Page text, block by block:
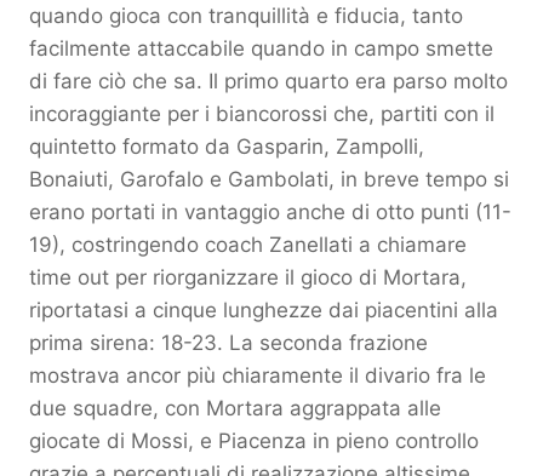
quando gioca con tranquillità e fiducia, tanto
facilmente attaccabile quando in campo smette
di fare ciò che sa. Il primo quarto era parso molto
incoraggiante per i biancorossi che, partiti con il
quintetto formato da Gasparin, Zampolli,
Bonaiuti, Garofalo e Gambolati, in breve tempo si
erano portati in vantaggio anche di otto punti (11-
19), costringendo coach Zanellati a chiamare
time out per riorganizzare il gioco di Mortara,
riportatasi a cinque lunghezze dai piacentini alla
prima sirena: 18-23. La seconda frazione
mostrava ancor più chiaramente il divario fra le
due squadre, con Mortara aggrappata alle
giocate di Mossi, e Piacenza in pieno controllo